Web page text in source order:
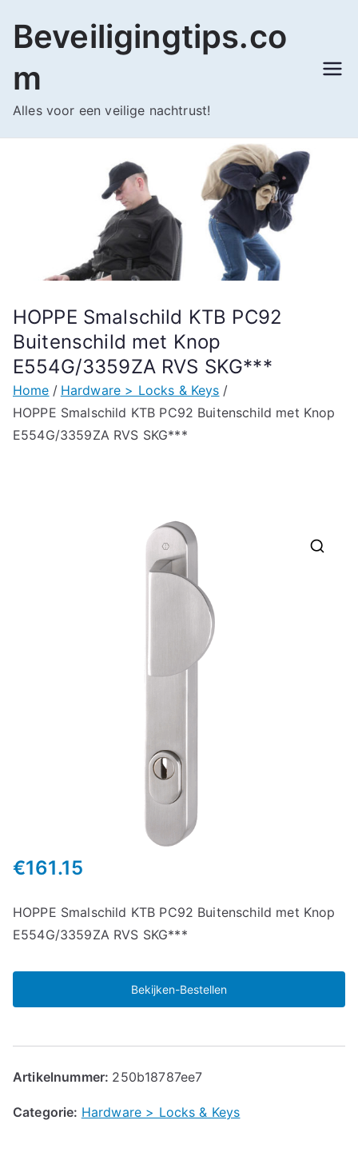
naar
inhoud
Beveiligingtips.co
m
Alles voor een veilige nachtrust!
HOPPE Smalschild KTB PC92
Buitenschild met Knop
E554G/3359ZA RVS SKG***
Home
Hardware > Locks & Keys
HOPPE Smalschild KTB PC92 Buitenschild met Knop
E554G/3359ZA RVS SKG***
€161.15
HOPPE Smalschild KTB PC92 Buitenschild met Knop
E554G/3359ZA RVS SKG***
Bekijken-Bestellen
Artikelnummer: 250b18787ee7
Categorie: Hardware > Locks & Keys